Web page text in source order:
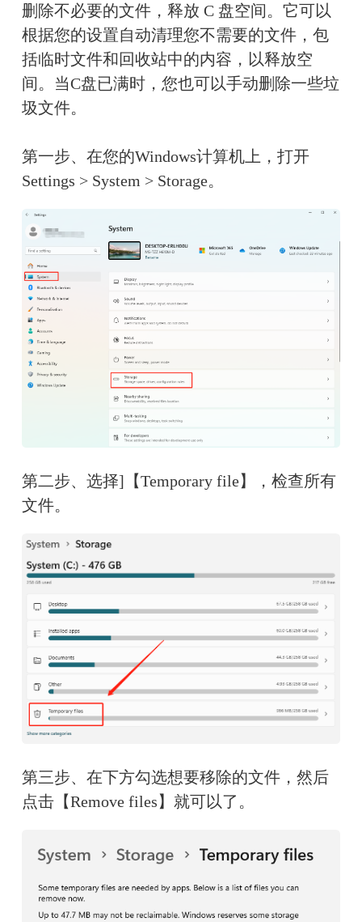
删除不必要的文件，释放 C 盘空间。它可以
根据您的设置自动清理您不需要的文件，包
括临时文件和回收站中的内容，以释放空
间。当C盘已满时，您也可以手动删除一些垃
圾文件。
第一步、在您的Windows计算机上，打开
Settings > System > Storage。
第二步、选择]【Temporary file】，检查所有
文件。
第三步、在下方勾选想要移除的文件，然后
点击【Remove files】就可以了。